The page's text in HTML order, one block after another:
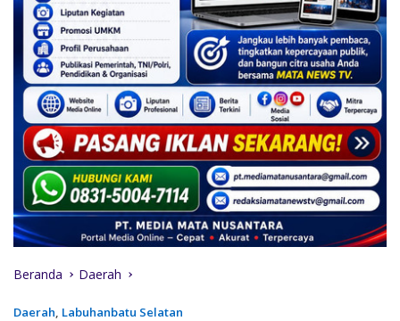
Beranda Daerah
Daerah, Labuhanbatu Selatan